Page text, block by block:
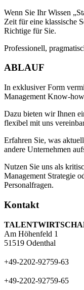
Wenn Sie Ihr Wissen
Zeit für eine klassische
Richtige für Sie.
Professionell,
ABLAUF
In exklusiver Form
Management Know-
Dazu bieten wir Ihnen
flexibel mit uns
Erfahren Sie, was
andere Unternehmen
Nutzen Sie uns als
Management Strategie
Personalfragen.
Kontakt
Am Höhenfeld 1
51519 Odenthal
+49-2202-92759-63
+49-2202-92759-65